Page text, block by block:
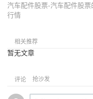
汽车配件股票-汽车配件股票
行情
相关推荐
暂无文章
评论 抢沙发